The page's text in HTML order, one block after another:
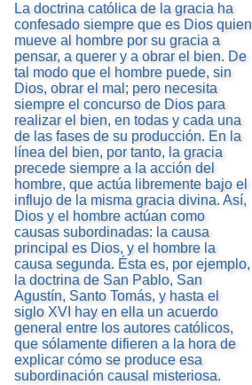
La doctrina católica de la gracia ha
confesado siempre que es Dios quien
mueve al hombre por su gracia a
pensar, a querer y a obrar el bien. De
tal modo que el hombre puede, sin
Dios, obrar el mal; pero necesita
siempre el concurso de Dios para
realizar el bien, en todas y cada una
de las fases de su producción. En la
línea del bien, por tanto, la gracia
precede siempre a la acción del
hombre, que actúa libremente bajo el
influjo de la misma gracia divina. Así,
Dios y el hombre actúan como
causas subordinadas: la causa
principal es Dios, y el hombre la
causa segunda. Ésta es, por ejemplo,
la doctrina de San Pablo, San
Agustín, Santo Tomás, y hasta el
siglo XVI hay en ella un acuerdo
general entre los autores católicos,
que sólamente difieren a la hora de
explicar cómo se produce esa
subordinación causal misteriosa.